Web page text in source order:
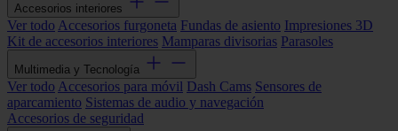
Accesorios interiores
Ver todo Accesorios furgoneta Fundas de asiento Impresiones 3D
Kit de accesorios interiores Mamparas divisorias Parasoles
Multimedia y Tecnología
Ver todo Accesorios para móvil Dash Cams Sensores de
aparcamiento Sistemas de audio y navegación
Accesorios de seguridad